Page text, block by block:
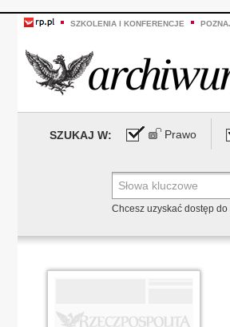
SZKOLENIA I KONFERENCJE
SZUKAJ W: Prawo
Chcesz uzyskać dostęp